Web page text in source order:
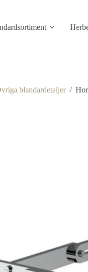
blandardetaljer /